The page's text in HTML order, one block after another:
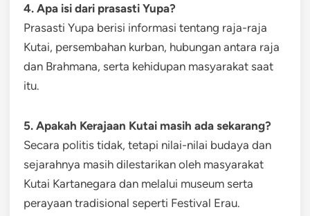
4. Apa isi dari prasasti Yupa?
Prasasti Yupa berisi informasi tentang raja-raja
Kutai, persembahan kurban, hubungan antara raja
dan Brahmana, serta kehidupan masyarakat saat
itu.
5. Apakah Kerajaan Kutai masih ada sekarang?
Secara politis tidak, tetapi nilai-nilai budaya dan
sejarahnya masih dilestarikan oleh masyarakat
Kutai Kartanegara dan melalui museum serta
perayaan tradisional seperti Festival Erau.